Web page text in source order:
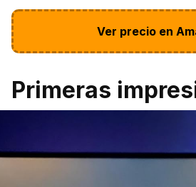
Ver precio en
Primeras